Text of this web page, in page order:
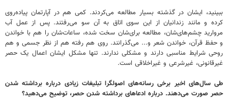
ببینید، ایشان در گذشته بسیار مطالعه می‌کردند. کمی هم در آپارتمان پیاده‌روی
کرده و مانند زندانیان از این سوی اتاق به آن سو می‌رفتند. پس از عمل آب
مروارید چشم‌های‌شان، مطالعه برای‌شان سخت شده، ساعات‌شان را هم با خواندن
و حفظ قرآن، خواندن شعر و... می‌گذرانند. روی هم رفته هم از نظر جسمی و هم
روحی شرایط مناسبی دارند و مشکلی ندارند. تنها مشکل ایشان اعمال یک حصر
غیرقانونی، غیرشرعی و غیراخلاقی است.
‌طی سال‌های اخیر برخی رسانه‌های اصولگرا تبلیغات زیادی درباره برداشته شدن
حصر صورت می‌دهند. درباره ادعاهای برداشته شدن حصر، توضیح می‌دهید؟